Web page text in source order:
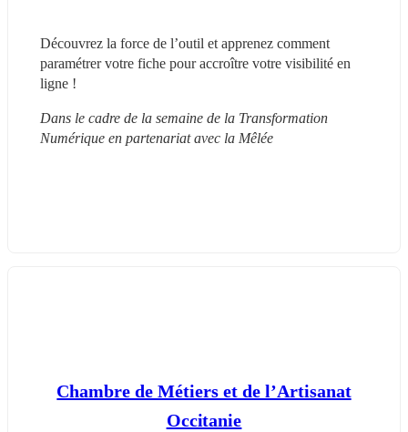
Découvrez la force de l’outil et apprenez comment
paramétrer votre fiche pour accroître votre visibilité en
ligne !
Dans le cadre de la semaine de la Transformation
Numérique en partenariat avec la Mêlée
Chambre de Métiers et de l’Artisanat
Occitanie